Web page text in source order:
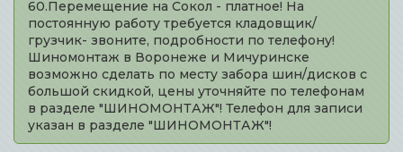
60.Перемещение на Сокол - платное! На
постоянную работу требуется кладовщик/
грузчик- звоните, подробности по телефону!
Шиномонтаж в Воронеже и Мичуринске
возможно сделать по месту забора шин/дисков с
большой скидкой, цены уточняйте по телефонам
в разделе "ШИНОМОНТАЖ"! Телефон для записи
указан в разделе "ШИНОМОНТАЖ"!